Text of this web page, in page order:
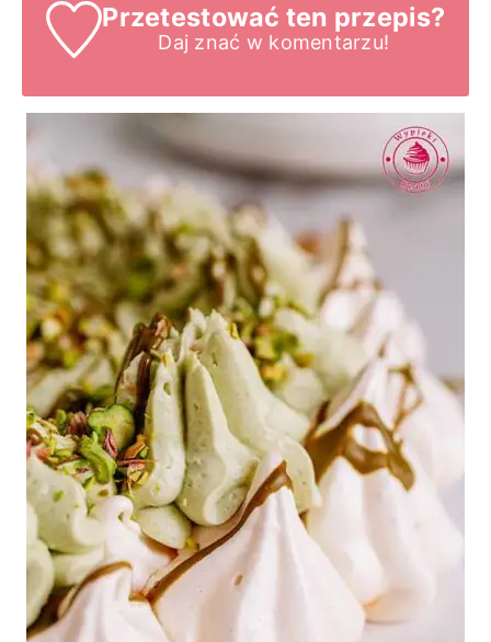
Przetestować ten przepis?
Daj znać w komentarzu!